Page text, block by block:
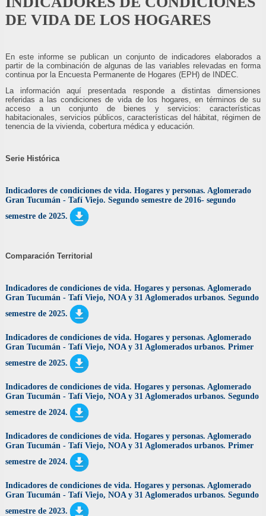
DE VIDA DE LOS HOGARES
En este informe se publican un conjunto de indicadores elaborados a
partir de la combinación de algunas de las variables relevadas en forma
continua por la Encuesta Permanente de Hogares (EPH) de INDEC.
La información aquí presentada responde a distintas dimensiones
referidas a las condiciones de vida de los hogares, en términos de su
acceso a un conjunto de bienes y servicios: características
habitacionales, servicios públicos, características del hábitat, régimen de
tenencia de la vivienda, cobertura médica y educación.
Serie Histórica
Indicadores de condiciones de vida. Hogares y personas. Aglomerado
Gran Tucumán - Tafí Viejo. Segundo semestre de 2016- segundo
semestre de 2025.
Comparación Territorial
Indicadores de condiciones de vida. Hogares y personas. Aglomerado
Gran Tucumán - Tafí Viejo, NOA y 31 Aglomerados urbanos. Segundo
semestre de 2025.
Indicadores de condiciones de vida. Hogares y personas. Aglomerado
Gran Tucumán - Tafí Viejo, NOA y 31 Aglomerados urbanos. Primer
semestre de 2025.
Indicadores de condiciones de vida. Hogares y personas. Aglomerado
Gran Tucumán - Tafí Viejo, NOA y 31 Aglomerados urbanos. Segundo
semestre de 2024.
Indicadores de condiciones de vida. Hogares y personas. Aglomerado
Gran Tucumán - Tafí Viejo, NOA y 31 Aglomerados urbanos. Primer
semestre de 2024.
Indicadores de condiciones de vida. Hogares y personas. Aglomerado
Gran Tucumán - Tafí Viejo, NOA y 31 Aglomerados urbanos. Segundo
semestre de 2023.